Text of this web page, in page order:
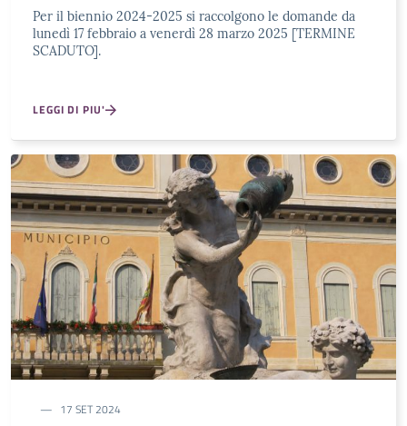
Per il biennio 2024-2025 si raccolgono le domande da
lunedì 17 febbraio a venerdì 28 marzo 2025 [TERMINE
SCADUTO].
LEGGI DI PIU'
17 SET 2024